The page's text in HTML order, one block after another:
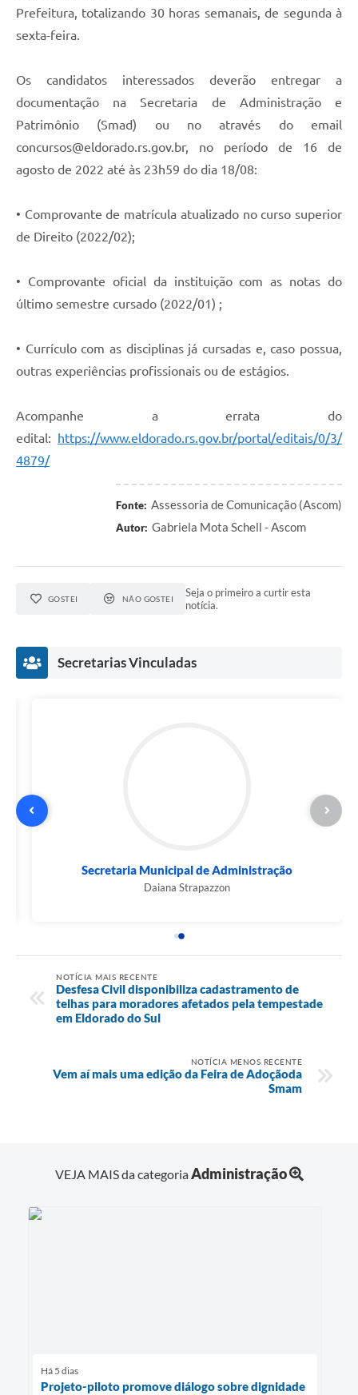
Prefeitura, totalizando 30 horas semanais, de segunda à
sexta-feira.
Os candidatos interessados deverão entregar a
documentação na Secretaria de Administração e
Patrimônio (Smad) ou no através do email
concursos@eldorado.rs.gov.br, no período de 16 de
agosto de 2022 até às 23h59 do dia 18/08:
• Comprovante de matrícula atualizado no curso superior
de Direito (2022/02);
• Comprovante oficial da instituição com as notas do
último semestre cursado (2022/01) ;
• Currículo com as disciplinas já cursadas e, caso possua,
outras experiências profissionais ou de estágios.
Acompanhe a errata do
edital: https://www.eldorado.rs.gov.br/portal/editais/0/3/
4879/
Fonte: Assessoria de Comunicação (Ascom)
Autor: Gabriela Mota Schell - Ascom
GOSTEI NÃO GOSTEI
Seja o primeiro a curtir esta
notícia.
Secretarias Vinculadas
Secretaria Municipal de Administração
Daiana Strapazzon
NOTÍCIA MAIS RECENTE
Desfesa Civil disponibiliza cadastramento de
telhas para moradores afetados pela tempestade
em Eldorado do Sul
NOTÍCIA MENOS RECENTE
Vem aí mais uma edição da Feira de Adoçãoda
Smam
VEJA MAIS da categoriaAdministração
Há 5 dias
Projeto-piloto promove diálogo sobre dignidade